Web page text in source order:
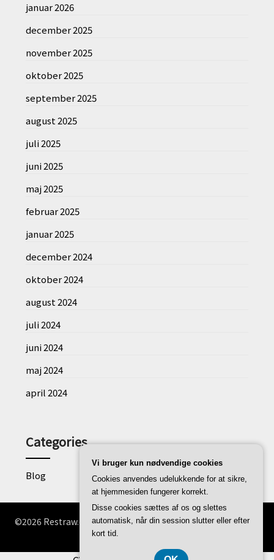
januar 2026
december 2025
november 2025
oktober 2025
september 2025
august 2025
juli 2025
juni 2025
maj 2025
februar 2025
januar 2025
december 2024
oktober 2024
august 2024
juli 2024
juni 2024
maj 2024
april 2024
Categories
Blog
©2026 Restraw.dk | WordPress Theme bySuperb WordPress
Vi bruger kun nødvendige cookies
Cookies anvendes udelukkende for at sikre,
at hjemmesiden fungerer korrekt.
Disse cookies sættes af os og slettes
automatisk, når din session slutter eller efter
kort tid.